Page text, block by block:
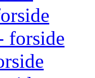
forside